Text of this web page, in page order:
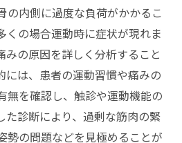
の内側に過度な負荷がかかるこ
くの場合運動時に症状が現れま
みの原因を詳しく分析すること
には、患者の運動習慣や痛みの
無を確認し、触診や運動機能の
た診断により、過剰な筋肉の緊
勢の問題などを見極めることが